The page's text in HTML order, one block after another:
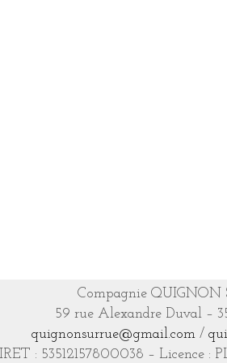
Compagnie QUIGNON
59 rue Alexandre Duval –
quignonsurrue@gmail.com /
: 53512157800038 – Licence